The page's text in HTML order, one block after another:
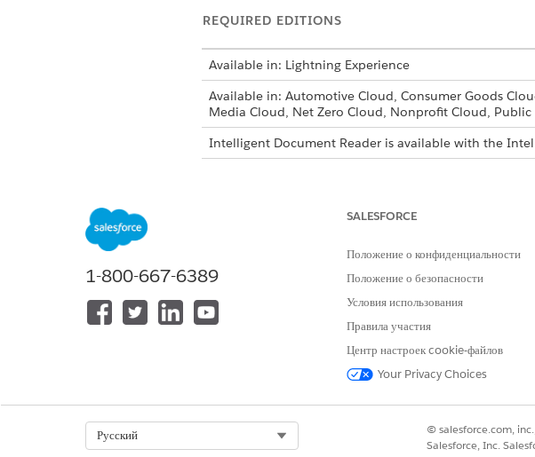
REQUIRED EDITIONS
Available in: Lightning Experience
Available in: Automotive Cloud, Consumer Goods
Media Cloud, Net Zero Cloud, Nonprofit Cloud, Public
Intelligent Document Reader is available with the
Use Intelligent Document Reader to support your
Intelligent Document Reader Limitations and
ЭТА СТАТЬЯ РЕШИЛА ВАШУ ПРОБЛЕМУ?
1-800-667-6389
SALESFORCE
Положение о конфиденциальности
Положение о безопасности
Условия использования
Правила участия
Центр настроек cookie-файлов
Your Privacy Choices
Русский
© salesforce.com, inc.,
Salesforce, Inc.